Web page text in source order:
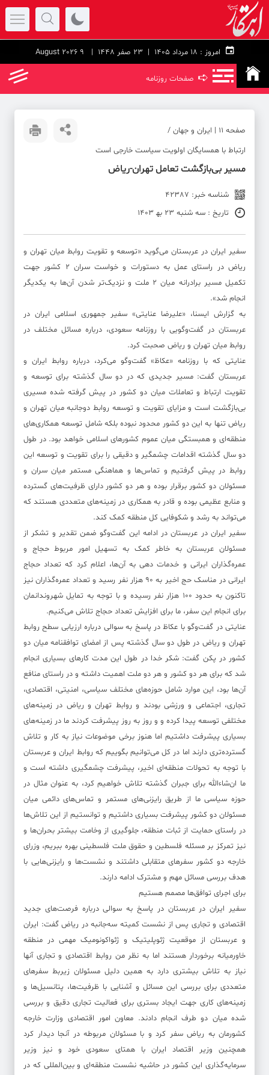
امروز : 23 صفر 1448 | 9 August 2026
➪ صفحات روزنامه
صفحه ۱۱ | ایران و جهان /
ارتباط با همسایگان اولویت سیاست خارجی است
مسیر بی‌بازگشت تعامل تهران-ریاض
شناسه خبر: 42387
تاریخ : سه شنبه 23 به‍ 1403
سفیر ایران در عربستان می‌گوید «توسعه و تقویت روابط میان تهران و
ریاض در راستای عمل به دستورات و خواست سران ۲ کشور جهت
تکمیل مسیر برادرانه میان ۲ ملت و نزدیک‌تر شدن آن‌ها به یکدیگر
انجام شد».
به گزارش ایسنا، «علیرضا عنایتی» سفیر جمهوری اسلامی ایران در
عربستان در گفت‌وگویی با روزنامه سعودی، درباره مسائل مختلف در
روابط میان تهران و ریاض صحبت کرد.
عنایتی که با روزنامه «عکاظ» گفت‌وگو می‌کرد، درباره روابط ایران و
عربستان گفت: مسیر جدیدی که در دو سال گذشته برای توسعه و
تقویت ارتباط و تعاملات میان دو کشور در پیش گرفته شده مسیری
بی‌بازگشت است و مزایای تقویت و توسعه روابط دوجانبه میان تهران و
ریاض تنها به این دو کشور محدود نبوده بلکه شامل توسعه همکاری‌های
منطقه‌ای و همبستگی میان عموم کشورهای اسلامی خواهد بود. در طول
دو سال گذشته اقدامات چشمگیر و دقیقی را برای تقویت و توسعه این
روابط در پیش گرفتیم و تماس‌ها و هماهنگی مستمر میان سران و
مسئولان دو کشور برقرار بوده و هر دو کشور دارای ظرفیت‌های گسترده
و منابع عظیمی بوده و قادر به همکاری در زمینه‌های متعددی هستند که
می‌تواند به رشد و شکوفایی کل منطقه کمک کند.
سفیر ایران در عربستان در ادامه این گفت‌وگو ضمن تقدیر و تشکر از
مسئولان عربستان به خاطر کمک به تسهیل امور مربوط حجاج و
عمره‌گذاران ایرانی و خدمات دهی به آن‌ها، اعلام کرد که تعداد حجاج
ایرانی در مناسک حج اخیر به ۹۰ هزار نفر رسید و تعداد عمره‌گذاران نیز
تاکنون به حدود ۱۰۰ هزار نفر رسیده و با توجه به تمایل شهروندانمان
برای انجام این سفر، ما برای افزایش تعداد حجاج تلاش می‌کنیم.
عنایتی در گفت‌وگو با عکاظ در پاسخ به سوالی درباره ارزیابی سطح روابط
تهران و ریاض در طول دو سال گذشته پس از امضای توافقنامه میان دو
کشور در پکن گفت: شکر خدا در طول این مدت کارهای بسیاری انجام
شد که برای هر دو کشور و هر دو ملت اهمیت داشته و در راستای منافع
آن‌ها بود، این موارد شامل حوزه‌های مختلف سیاسی، امنیتی، اقتصادی،
تجاری، اجتماعی و ورزشی بودند و روابط تهران و ریاض در زمینه‌های
مختلفی توسعه پیدا کرده و و روز به روز پیشرفت کردند ما در زمینه‌های
بسیاری پیشرفت داشتیم اما هنوز برخی موضوعات نیاز به کار و تلاش
گسترده‌تری دارند اما در کل می‌توانیم بگوییم که روابط ایران و عربستان
با توجه به تحولات منطقه‌ای اخیر، پیشرفت چشمگیری داشته است و
ما ان‌شاءالله برای جبران گذشته تلاش خواهیم کرد، به عنوان مثال در
حوزه سیاسی ما از طریق رایزنی‌های مستمر و تماس‌های دائمی میان
مسئولان دو کشور پیشرفت بسیاری داشتیم و توانستیم از این تلاش‌ها
در راستای حمایت از ثبات منطقه، جلوگیری از وخامت بیشتر بحران‌ها و
نیز تمرکز بر مسئله فلسطین و حقوق ملت فلسطینی بهره ببریم، وزرای
خارجه دو کشور سفرهای متقابلی داشتند و نشست‌ها و رایزنی‌هایی با
هدف بررسی مسائل مهم و مشترک ادامه دارند.
برای اجرای توافق‌ها مصمم هستیم
سفیر ایران در عربستان در پاسخ به سوالی درباره فرصت‌های جدید
اقتصادی و تجاری پس از نشست کمیته سه‌جانبه در ریاض گفت: ایران
و عربستان از موقعیت ژئوپلیتیک و ژئواکونومیک مهمی در منطقه
خاورمیانه برخوردار هستند اما به نظر من روابط اقتصادی و تجاری آنها
نیاز به تلاش بیشتری دارد به همین دلیل مسئولان زیربط سفرهای
متعددی برای بررسی این مسائل و آشنایی با ظرفیت‌ها، پتانسیل‌ها و
زمینه‌های کاری جهت ایجاد بستری برای فعالیت تجاری دقیق و بررسی
شده میان دو طرف انجام دادند. معاون امور اقتصادی وزارت خارجه
کشورمان به ریاض سفر کرد و با مسئولان مربوطه در آنجا دیدار کرد
همچنین وزیر اقتصاد ایران با همتای سعودی خود و نیز وزیر
سرمایه‌گذاری این کشور در حاشیه نشست منطقه‌ای و بین‌المللی که در